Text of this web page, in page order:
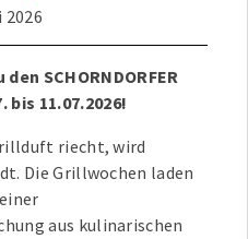
2026
SCHORNDORFER
bis 11.07.2026!
riecht, wird
Die Grillwochen laden
aus kulinarischen